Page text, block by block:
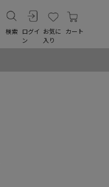
検索 ログイ
ン
お気に
入り
カート